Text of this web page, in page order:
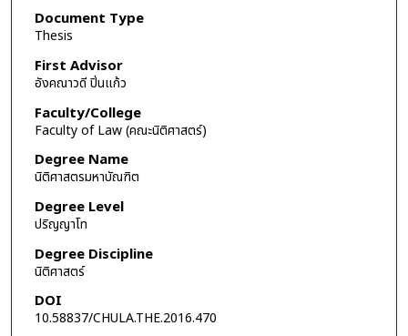
Document Type
Thesis
First Advisor
อังคณาวดี ปิ่นแก้ว
Faculty/College
Faculty of Law (คณะนิติศาสตร์)
Degree Name
นิติศาสตรมหาบัณฑิต
Degree Level
ปริญญาโท
Degree Discipline
นิติศาสตร์
DOI
10.58837/CHULA.THE.2016.470